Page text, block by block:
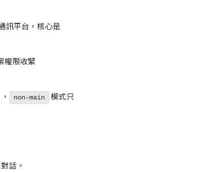
訊平台，核心是
權限收緊
non-main
模式只
話。